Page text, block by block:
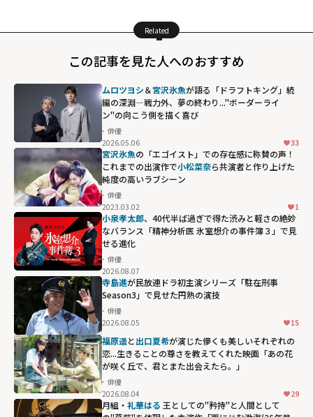
Related
この記事を見た人へのおすすめ
ムロツヨシ＆宮沢氷魚が語る「ドラフトキング」続
編の深淵―戦力外、夢の終わり..."ボーダーライ
ン"の向こう側を描く喜び
俳優
2026.05.06
33
宮沢氷魚の「エゴイスト」での存在感に称賛の声！
これまでの出演作で小松菜奈ら共演者と作り上げた
純度の高いラブシーン
俳優
2023.03.02
1
小泉孝太郎、40代半ば過ぎで得た渋みと軽さの絶妙
なバランス「精神分析医 氷室想介の事件簿３」で見
せる進化
俳優
2026.08.07
寺島進が民放連ドラ初主演シリーズ「駐在刑事
Season3」で見せた円熟の演技
俳優
2026.08.05
15
福原遥と出口夏希が演じた儚くも美しいそれぞれの
恋...生きることの尊さを教えてくれた映画「あの花
が咲く丘で、君とまた出会えたら。」
俳優
2026.08.04
29
月組・ 礼華はる